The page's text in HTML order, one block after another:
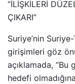
“İLİŞKİLERİ
ÇIKARI”
Suriye’nin
girişimleri göz
açıklamada, “Bu
hedefi